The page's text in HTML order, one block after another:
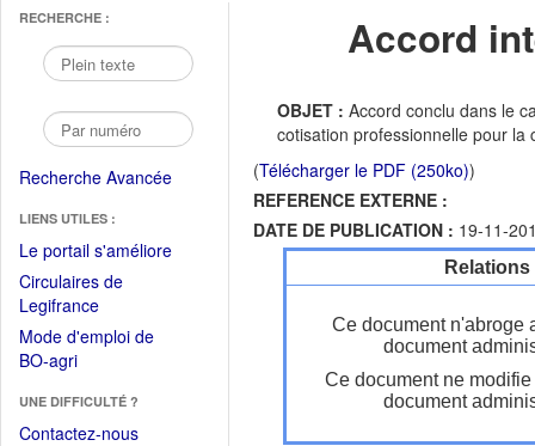
RECHERCHE :
Recherche Avancée
LIENS UTILES :
Le portail s'améliore(Fichier
Circulaires de
Legifrance(Ouvrir
dans
une
fenêtre)
Mode d'emploi de
BO-agri(Ouvrir
une
nouvelle
UNE DIFFICULTÉ ?
Contactez-nous
Accord
OBJET : Accord conclu dans le
cotisation professionnelle pour
(Télécharger le PDF (250ko))
REFERENCE EXTERNE :
DATE DE PUBLICATION : 19-11-
Ce document n'abroge
document
Ce document ne
document